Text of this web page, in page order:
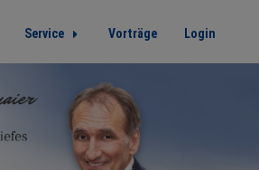
Service Vorträge Login